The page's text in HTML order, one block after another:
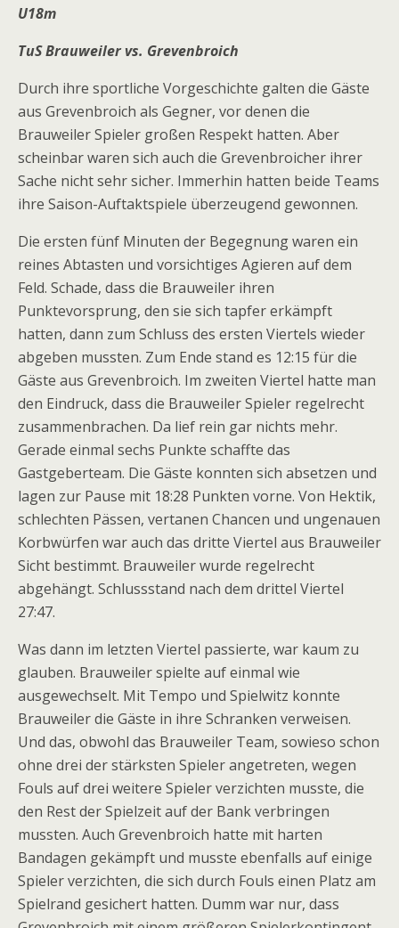
U18m
TuS Brauweiler vs. Grevenbroich
Durch ihre sportliche Vorgeschichte galten die Gäste
aus Grevenbroich als Gegner, vor denen die
Brauweiler Spieler großen Respekt hatten. Aber
scheinbar waren sich auch die Grevenbroicher ihrer
Sache nicht sehr sicher. Immerhin hatten beide Teams
ihre Saison-Auftaktspiele überzeugend gewonnen.
Die ersten fünf Minuten der Begegnung waren ein
reines Abtasten und vorsichtiges Agieren auf dem
Feld. Schade, dass die Brauweiler ihren
Punktevorsprung, den sie sich tapfer erkämpft
hatten, dann zum Schluss des ersten Viertels wieder
abgeben mussten. Zum Ende stand es 12:15 für die
Gäste aus Grevenbroich. Im zweiten Viertel hatte man
den Eindruck, dass die Brauweiler Spieler regelrecht
zusammenbrachen. Da lief rein gar nichts mehr.
Gerade einmal sechs Punkte schaffte das
Gastgeberteam. Die Gäste konnten sich absetzen und
lagen zur Pause mit 18:28 Punkten vorne. Von Hektik,
schlechten Pässen, vertanen Chancen und ungenauen
Korbwürfen war auch das dritte Viertel aus Brauweiler
Sicht bestimmt. Brauweiler wurde regelrecht
abgehängt. Schlussstand nach dem drittel Viertel
27:47.
Was dann im letzten Viertel passierte, war kaum zu
glauben. Brauweiler spielte auf einmal wie
ausgewechselt. Mit Tempo und Spielwitz konnte
Brauweiler die Gäste in ihre Schranken verweisen.
Und das, obwohl das Brauweiler Team, sowieso schon
ohne drei der stärksten Spieler angetreten, wegen
Fouls auf drei weitere Spieler verzichten musste, die
den Rest der Spielzeit auf der Bank verbringen
mussten. Auch Grevenbroich hatte mit harten
Bandagen gekämpft und musste ebenfalls auf einige
Spieler verzichten, die sich durch Fouls einen Platz am
Spielrand gesichert hatten. Dumm war nur, dass